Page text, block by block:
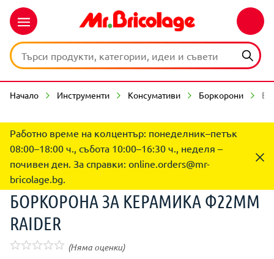
Начало Инструменти Консумативи Боркорони
Работно време на колцентър: понеделник–петък
08:00–18:00 ч., събота 10:00–16:30 ч., неделя –
почивен ден. За справки: online.orders@mr-
bricolage.bg.
БОРКОРОНА ЗА КЕРАМИКА Ф22ММ
RAIDER
(Няма оценки)